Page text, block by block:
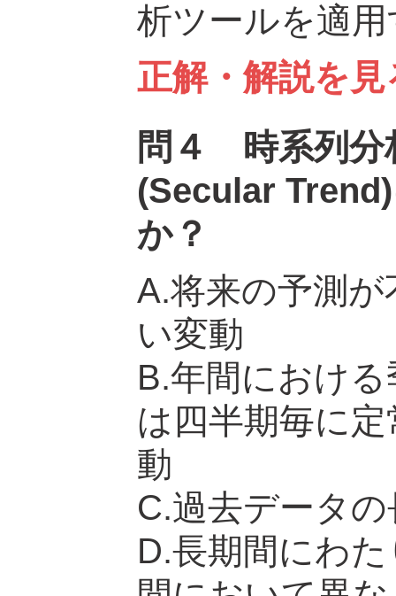
析ツールを適
正解・解説を
問４ 時系列分
(Secular
か？
A.将来の予測
い変動
B.年間におけ
は四半期毎に
動
C.過去データ
D.長期間にわ